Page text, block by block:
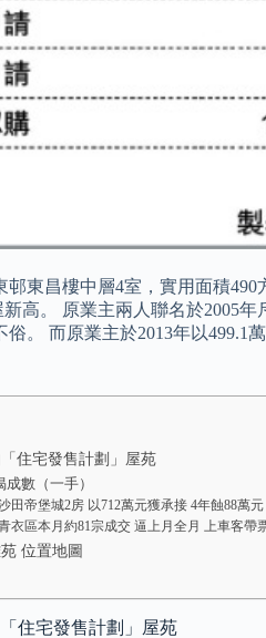
東昌樓中層4室，實用面積
高。 原業主兩人聯名於2005
。 而原業主於2013年以499.1
住宅發售計劃」屋苑
數（一手）
田帝堡城2房 以712萬元獲承接 4年蝕88萬元
衣區本月約81宗成交 逼上月全月 上車客帶
位置地圖
住宅發售計劃」屋苑